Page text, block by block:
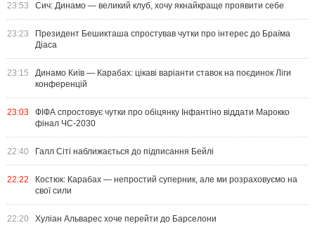
23:53 Сич: Динамо — великий клуб, хочу якнайкраще проявити себе
23:23
Президент Бешикташа спростував чутки про інтерес до Браїма
Діаса
23:15
Динамо Київ — Карабах: цікаві варіанти ставок на поєдинок Ліги
конференцій
23:03
ФІФА спростовує чутки про обіцянку Інфантіно віддати Марокко
фінал ЧС-2030
22:40 Галл Сіті наближається до підписання Бейлі
22:22
Костюк: Карабах — непростий суперник, але ми розраховуємо на
свої сили
22:20 Хуліан Альварес хоче перейти до Барселони